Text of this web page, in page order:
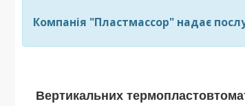
Компанія "Пластмассор" надає
Вертикальних